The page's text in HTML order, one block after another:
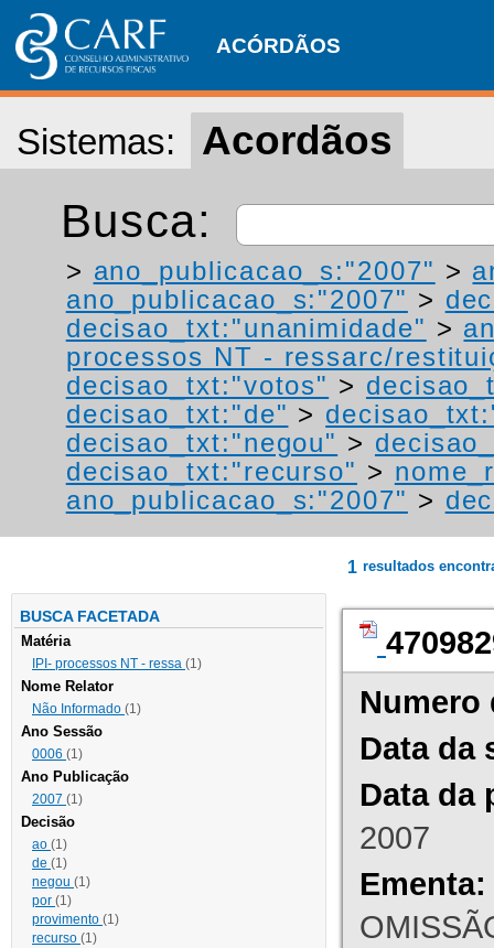
ACÓRDÃOS
Sistemas: Acordãos
Busca:
> ano_publicacao_s:"2007" >
ano_publicacao_s:"2007" >
decisao_txt:"unanimidade" >
processos NT - ressarc/
decisao_txt:"votos" >
decisao_txt:"de" >
decisao_txt:"negou" >
decisao_txt:"recurso" >
ano_publicacao_s:"2007" >
BUSCA FACETADA
Matéria
IPI- processos NT - ressa (1)
Nome Relator
Não Informado (1)
Ano Sessão
0006 (1)
Ano Publicação
2007 (1)
Decisão
ao (1)
de (1)
negou (1)
por (1)
provimento (1)
recurso (1)
1 resultados
Numero
Data da
Data da
2007
Ementa: